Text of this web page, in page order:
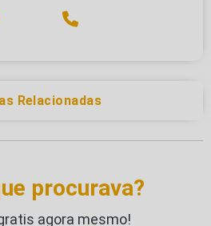
Relacionadas
procurava?
agora mesmo!